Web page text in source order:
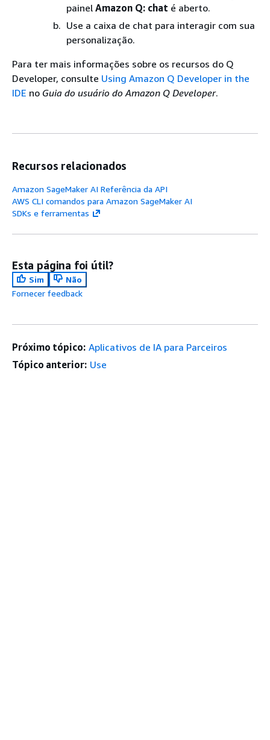
painel Amazon Q: chat é aberto.
Use a caixa de chat para interagir com sua
personalização.
Para ter mais informações sobre os recursos do Q
Developer, consulte Using Amazon Q Developer in the
IDE no Guia do usuário do Amazon Q Developer.
Recursos relacionados
Amazon SageMaker AI Referência da API
AWS CLI comandos para Amazon SageMaker AI
SDKs e ferramentas
Esta página foi útil?
Sim
Não
Fornecer feedback
Próximo tópico: Aplicativos de IA para Parceiros
Tópico anterior: Use